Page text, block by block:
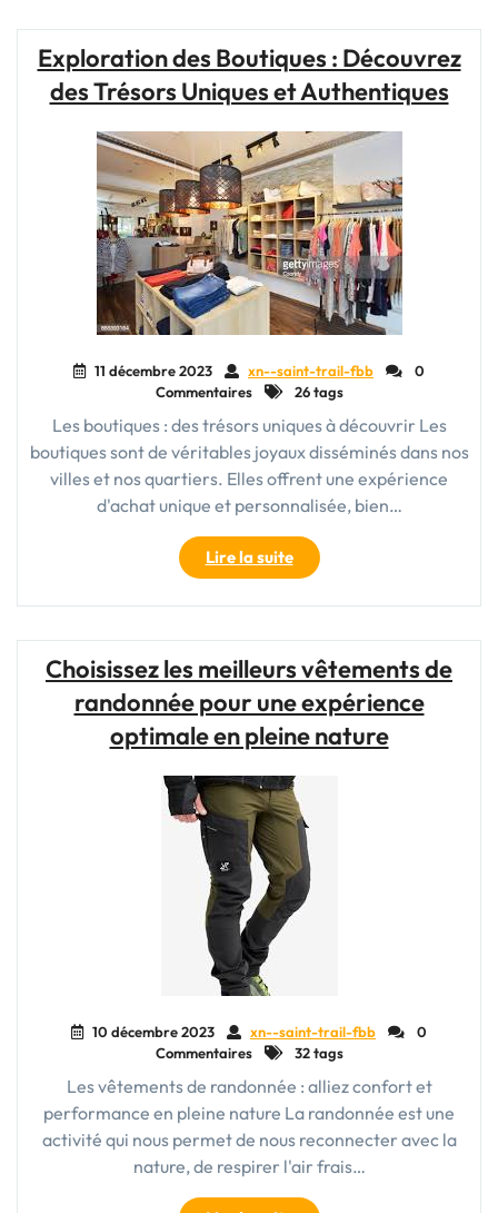
Paradis
du
pour
les
Passionnés
de
Mode"
Exploration des Boutiques : Découvrez
des Trésors Uniques et Authentiques
11 décembre 2023 xn--saint-trail-fbb
0
Commentaires
26 tags
Les boutiques : des trésors uniques à découvrir Les
boutiques sont de véritables joyaux disséminés dans nos
villes et nos quartiers. Elles offrent une expérience
d'achat unique et personnalisée, bien…
Lire la suite"Exploration
des
Boutiques
Découvrez
des
Trésors
Uniques
et
Authentiques"
Choisissez les meilleurs vêtements de
randonnée pour une expérience
optimale en pleine nature
10 décembre 2023 xn--saint-trail-fbb
0
Commentaires
32 tags
Les vêtements de randonnée : alliez confort et
performance en pleine nature La randonnée est une
activité qui nous permet de nous reconnecter avec la
nature, de respirer l'air frais…